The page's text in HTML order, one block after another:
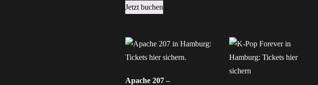
Jetzt buchen
Apache 207 –